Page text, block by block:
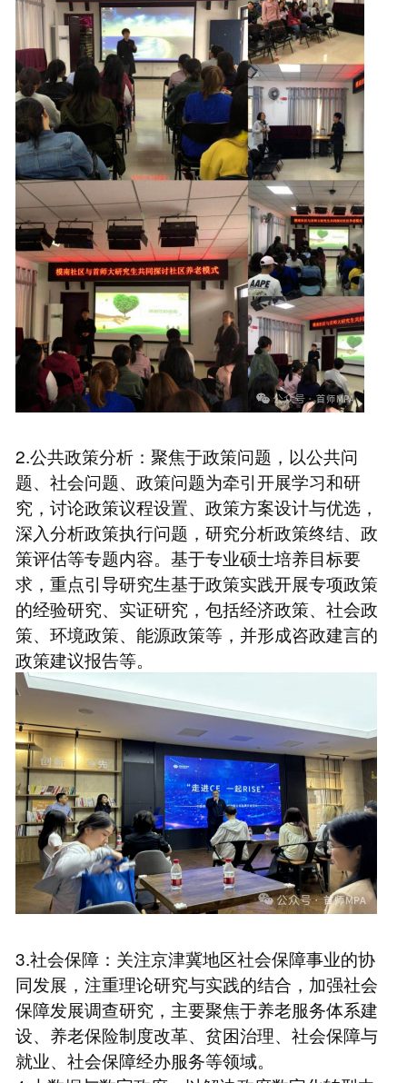
2.公共政策分析：聚焦于政策问题，以公共问
题、社会问题、政策问题为牵引开展学习和研
究，讨论政策议程设置、政策方案设计与优选，
深入分析政策执行问题，研究分析政策终结、政
策评估等专题内容。基于专业硕士培养目标要
求，重点引导研究生基于政策实践开展专项政策
的经验研究、实证研究，包括经济政策、社会政
策、环境政策、能源政策等，并形成咨政建言的
政策建议报告等。
3.社会保障：关注京津冀地区社会保障事业的协
同发展，注重理论研究与实践的结合，加强社会
保障发展调查研究，主要聚焦于养老服务体系建
设、养老保险制度改革、贫困治理、社会保障与
就业、社会保障经办服务等领域。